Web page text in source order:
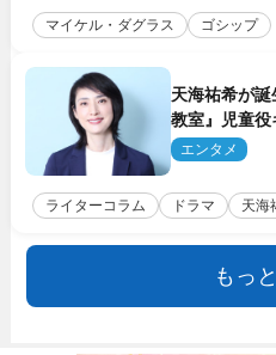
マイケル・ダグラス ゴシップ
天海祐希が
教室』児童
エンタメ
ライターコラム ドラマ 天海
もっ